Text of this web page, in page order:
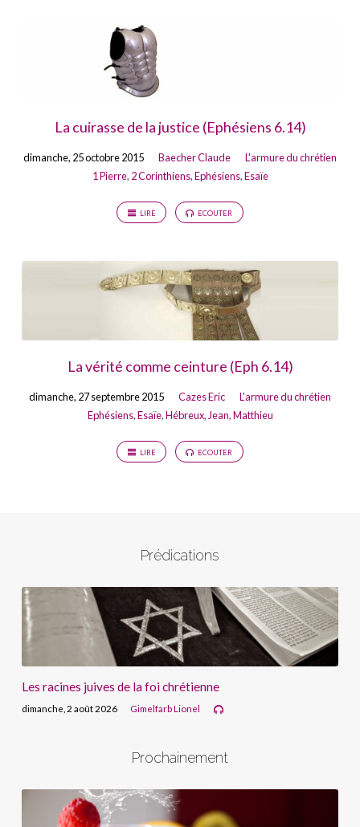
La cuirasse de la justice (Ephésiens 6.14)
dimanche, 25 octobre 2015 Baecher Claude
L'armure du chrétien
1 Pierre, 2 Corinthiens,Ephésiens,Esaïe
LIRE ECOUTER
La vérité comme ceinture (Eph 6.14)
dimanche, 27 septembre 2015 Cazes Eric
L'armure du chrétien
Ephésiens,Esaïe,Hébreux, Jean,Matthieu
LIRE ECOUTER
Prédications
Les racines juives de la foi chrétienne
dimanche, 2 août 2026 Gimelfarb Lionel
Prochainement